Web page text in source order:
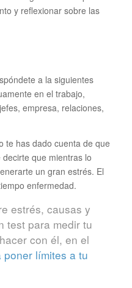
y reflexionar sobre las
a la siguientes
en el trabajo,
empresa, relaciones,
te has dado cuenta de que
que mientras lo
un gran estrés. El
enfermedad.
estrés, causas y
test para medir tu
con él, en el
poner límites a tu